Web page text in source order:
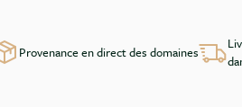
Provenance en direct des domaines